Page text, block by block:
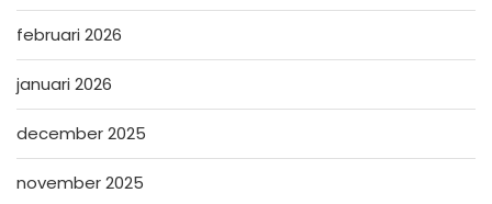
februari 2026
januari 2026
december 2025
november 2025